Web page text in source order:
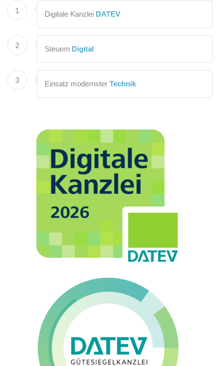
1 Digitale Kanzlei DATEV
2 Steuern Digital
3 Einsatz modernster Technik